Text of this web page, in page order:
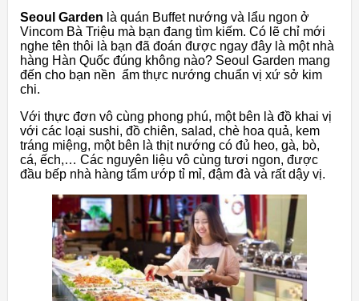
Seoul Garden là quán Buffet nướng và lẩu ngon ở
Vincom Bà Triệu mà bạn đang tìm kiếm. Có lẽ chỉ mới
nghe tên thôi là bạn đã đoán được ngay đây là một nhà
hàng Hàn Quốc đúng không nào? Seoul Garden mang
đến cho bạn nền ẩm thực nướng chuẩn vị xứ sở kim
chi.
Với thực đơn vô cùng phong phú, một bên là đồ khai vị
với các loại sushi, đồ chiên, salad, chè hoa quả, kem
tráng miệng, một bên là thịt nướng có đủ heo, gà, bò,
cá, ếch,… Các nguyên liệu vô cùng tươi ngon, được
đầu bếp nhà hàng tẩm ướp tỉ mỉ, đậm đà và rất dậy vị.